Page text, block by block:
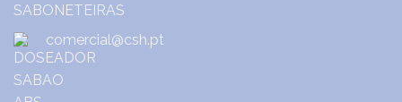
comercial@csh.pt